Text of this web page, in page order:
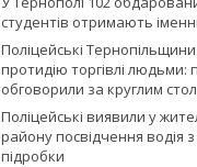
студентів отримають
Поліцейські
протидію торгівлі людьми:
обговорили за круглим
Поліцейські виявили у
району посвідчення водія
підробки